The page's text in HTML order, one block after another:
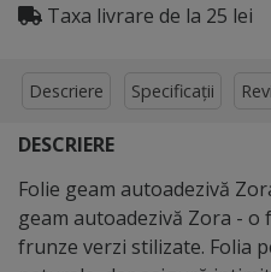
Taxa livrare de la 25 lei
Descriere Specificații
DESCRIERE
Folie geam autoadezivă
geam autoadezivă Zora - o
frunze verzi stilizate. Folia